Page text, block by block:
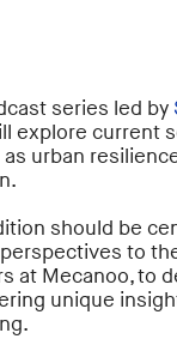
series led by
explore current
urban
should be
to
at Mecanoo, to
unique